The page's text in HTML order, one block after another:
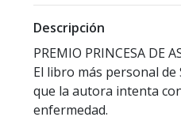
Descripción
PREMIO PRINCESA DE
El libro más personal
que la autora intenta
enfermedad.